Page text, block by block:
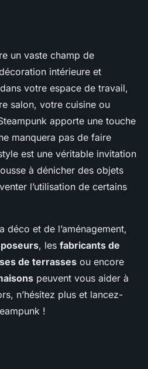
un vaste champ de
intérieure et
votre espace de travail,
salon, votre cuisine ou
apporte une touche
manquera pas de faire
est une véritable invitation
à dénicher des objets
l’utilisation de certains
déco et de l’aménagement,
, les fabricants de
de terrasses ou encore
peuvent vous aider à
n’hésitez plus et lancez-
!